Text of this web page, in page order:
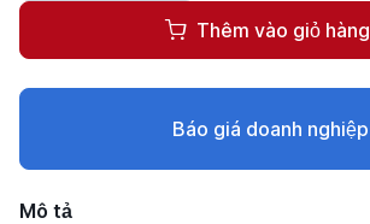
Thêm vào giỏ hàng
Báo giá doanh nghiệp
Mô tả